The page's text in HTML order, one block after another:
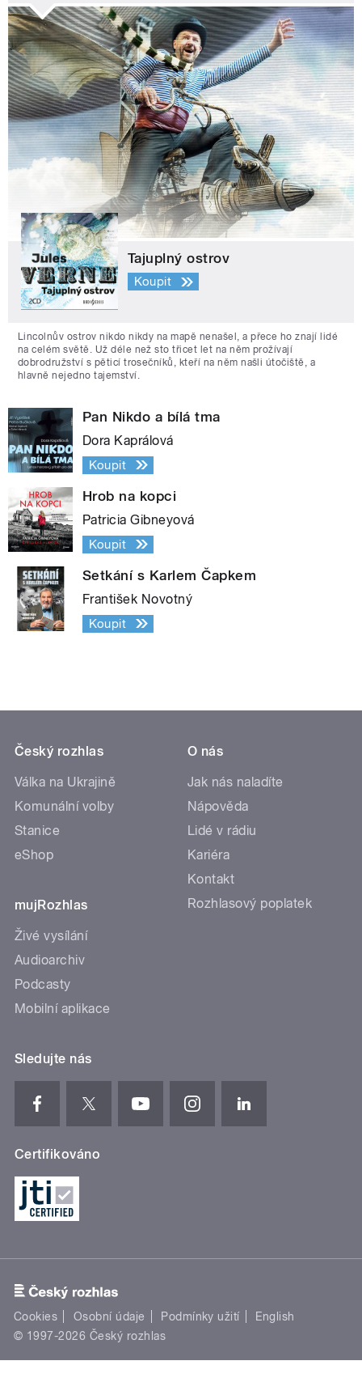
Tajuplný ostrov
Koupit
Lincolnův ostrov nikdo nikdy na mapě nenašel, a přece ho znají lidé
na celém světě. Už déle než sto třicet let na něm prožívají
dobrodružství s pěticí trosečníků, kteří na něm našli útočiště, a
hlavně nejedno tajemství.
Pan Nikdo a bílá tma
Dora Kaprálová
Koupit
Hrob na kopci
Patricia Gibneyová
Koupit
Setkání s Karlem Čapkem
František Novotný
Koupit
Český rozhlas
Válka na Ukrajině
Komunální volby
Stanice
eShop
mujRozhlas
Živé vysílání
Audioarchiv
Podcasty
Mobilní aplikace
O nás
Jak nás naladíte
Nápověda
Lidé v rádiu
Kariéra
Kontakt
Rozhlasový poplatek
Sledujte nás
Certifikováno
Cookies Osobní údaje Podmínky užití
English
© 1997-2026 Český rozhlas